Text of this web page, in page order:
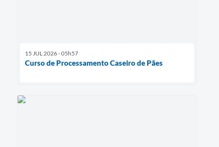
15 JUL 2026 - 05h57
Curso de Processamento Caseiro de Pães